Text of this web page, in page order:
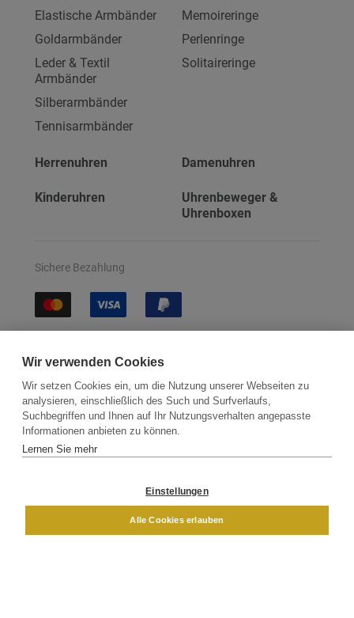
Elastische Armbänder
Goldarmbänder
Leder & Textil
Armbänder
Silberarmbänder
Tennisarmbänder
Memoireringe
Perlenringe
Solitaireringe
Herrenuhren Damenuhren
Kinderuhren
Uhrenbeweger &
Uhrenboxen
Sichere Bezahlung
Kontakt Newsletter Partner
Versand
DAMEN
Wir verwenden Cookies
Wir setzen Cookies ein, um die Nutzung unserer Webseiten zu
analysieren, einschließlich des Such und Surfverlaufs,
Suchbegriffen und Ihnen auf Ihr Nutzungsverhalten angepasste
Informationen anbieten zu können.
Lernen Sie mehr
Einstellungen
Alle Cookies erlauben